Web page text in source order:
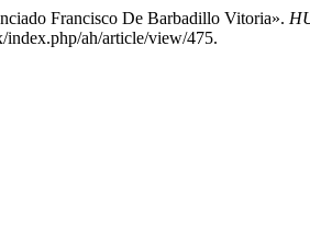
Francisco De Barbadillo Vitoria».
index.php/ah/article/view/475.